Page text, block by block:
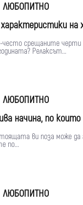
ЛЮБОПИТНО
на
често срещаните черти
Релаксът...
ЛЮБОПИТНО
начина, по
ви поза може
по...
ЛЮБОПИТНО